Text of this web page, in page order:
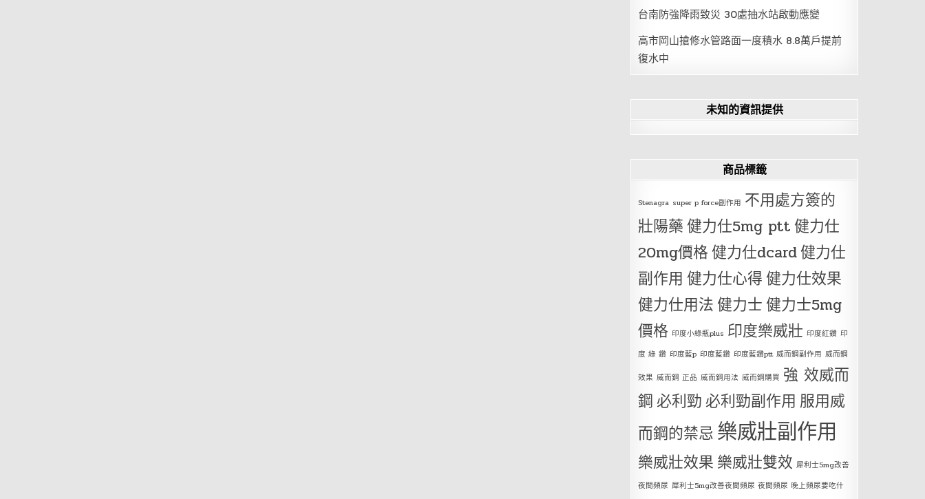
台南防強降雨致災 30處抽水站啟動應變
高市岡山搶修水管路面一度積水 8.8萬戶提前
復水中
未知的資訊提供
商品標籤
Stenagra super p force副作用 不用處方簽的
壯陽藥健力仕5mg ptt健力仕
20mg價格健力仕dcard健力仕
副作用 健力仕心得健力仕效果
健力仕用法健力士健力士5mg
價格 印度小綠瓶plus 印度樂威壯 印度紅鑽 印
度 綠 鑽 印度藍p 印度藍鑽 印度藍鑽ptt 威而鋼副作用 威而鋼
效果 威而鋼 正品 威而鋼用法 威而鋼購買 強 效威而
鋼 必利勁 必利勁副作用 服用威
而鋼的禁忌 樂威壯副作用
樂威壯效果 樂威壯雙效 犀利士5mg改善
夜間頻尿 犀利士5mg改善夜間頻尿 夜間頻尿 晚上頻尿要吃什